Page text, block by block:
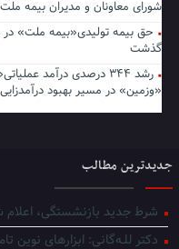
شورای معاونان و مدیران بیمه ملت
گذشت
رشد ۳۴۴ درصدی درآمد
«وزمین» در مسیر بهبود درآمدزایی
جدیدترین مطالب
شرط جدید بازنشستگی،
دکتر للـه‌گانی: ابزارهای نوین